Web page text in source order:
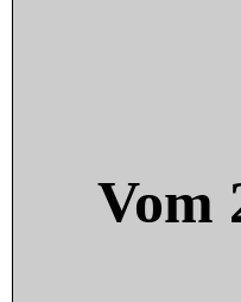
Vom